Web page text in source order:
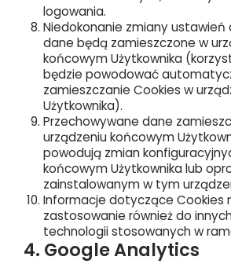
logowania.
Niedokonanie zmiany ustawień
dane będą zamieszczone w
końcowym Użytkownika
będzie powodować
zamieszczanie Cookies w
Użytkownika).
Przechowywane dane
urządzeniu końcowym
powodują zmian
końcowym Użytkownika lub
zainstalowanym w tym
Informacje dotyczące Cookies
zastosowanie również do
technologii stosowanych w
4. Google Analytics